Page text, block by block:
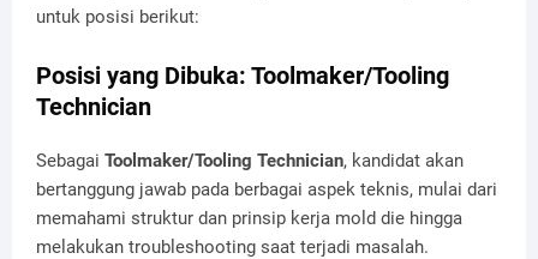
untuk posisi berikut:
Posisi yang Dibuka: Toolmaker/Tooling
Technician
Sebagai Toolmaker/Tooling Technician, kandidat akan
bertanggung jawab pada berbagai aspek teknis, mulai dari
memahami struktur dan prinsip kerja mold die hingga
melakukan troubleshooting saat terjadi masalah.